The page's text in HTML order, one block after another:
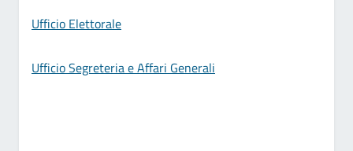
Ufficio Elettorale
Ufficio Segreteria e Affari Generali